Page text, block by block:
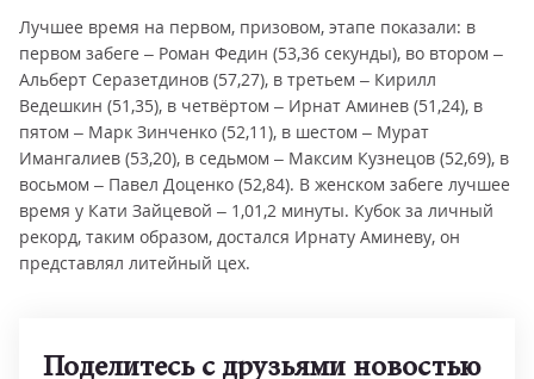
Лучшее время на первом, призовом, этапе показали: в
первом забеге – Роман Федин (53,36 секунды), во втором –
Альберт Серазетдинов (57,27), в третьем – Кирилл
Ведешкин (51,35), в четвёртом – Ирнат Аминев (51,24), в
пятом – Марк Зинченко (52,11), в шестом – Мурат
Имангалиев (53,20), в седьмом – Максим Кузнецов (52,69), в
восьмом – Павел Доценко (52,84). В женском забеге лучшее
время у Кати Зайцевой – 1,01,2 минуты. Кубок за личный
рекорд, таким образом, достался Ирнату Аминеву, он
представлял литейный цех.
Поделитесь с друзьями новостью